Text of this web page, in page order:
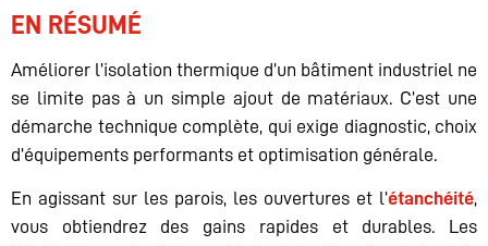
EN RÉSUMÉ
Améliorer l’isolation thermique d’un bâtiment industriel ne
se limite pas à un simple ajout de matériaux. C’est une
démarche technique complète, qui exige diagnostic, choix
d’équipements performants et optimisation générale.
En agissant sur les parois, les ouvertures et l’étanchéité,
vous obtiendrez des gains rapides et durables. Les